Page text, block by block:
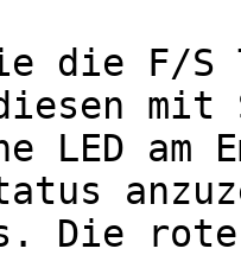
die F/S
mit
LED am
Die